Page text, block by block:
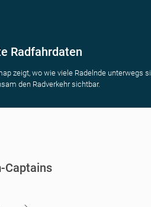
Radfahrdaten
zeigt, wo wie viele Radelnde unterwegs
den Radverkehr sichtbar.
Captains